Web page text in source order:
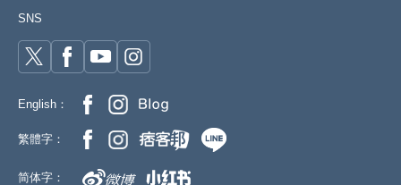
SNS
English：
繁體字：
简体字：